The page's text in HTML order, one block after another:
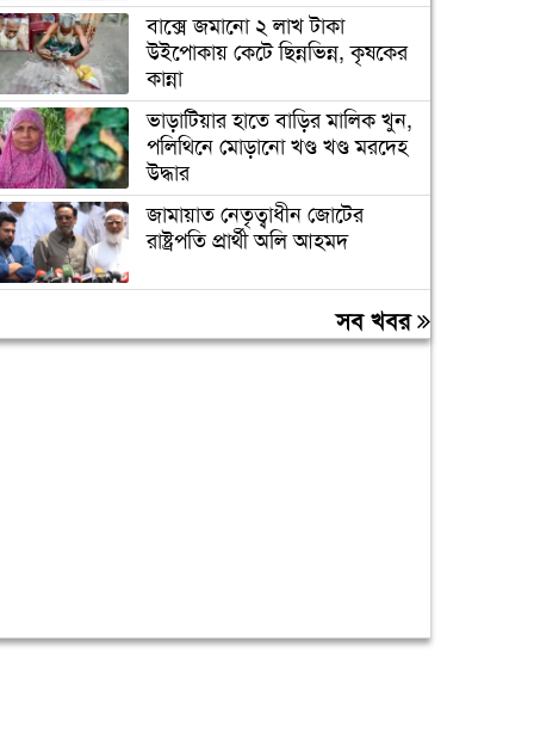
বাক্সে জমানো ২ লাখ টাকা
উইপোকায় কেটে ছিন্নভিন্ন, কৃষকের
কান্না
ভাড়াটিয়ার হাতে বাড়ির মালিক খুন,
পলিথিনে মোড়ানো খণ্ড খণ্ড মরদেহ
উদ্ধার
জামায়াত নেতৃত্বাধীন জোটের
রাষ্ট্রপতি প্রার্থী অলি আহমদ
রাষ্ট্রপতি নির্বাচন: দুটি মনোনয়নপত্র
সংগ্রহ বিএনপির
সব খবর